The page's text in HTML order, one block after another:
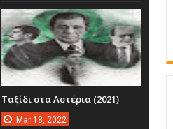
Ταξίδι στα Αστέρια (2021)
Mar 18, 2022